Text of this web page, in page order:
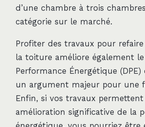
d’une chambre à trois
catégorie sur le marché.
Profiter des travaux pour refaire
la toiture améliore également
Performance Énergétique (DPE)
un argument majeur pour une
Enfin, si vos travaux
amélioration significative de la